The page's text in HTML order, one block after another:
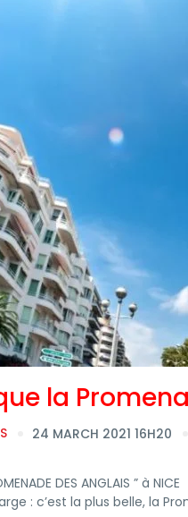
la
24 MARCH 2021 16H20
DES ANGLAIS ” à
: c’est la plus belle, la